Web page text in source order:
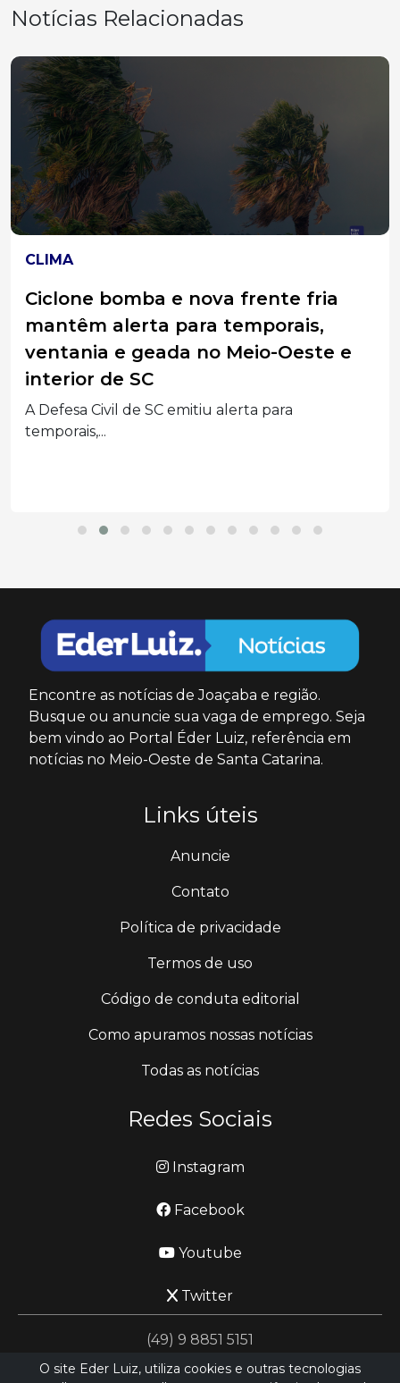
Notícias Relacionadas
CLIMA
Ciclone bomba e nova frente fria
mantêm alerta para temporais,
ventania e geada no Meio-Oeste e
interior de SC
A Defesa Civil de SC emitiu alerta para
temporais,...
Encontre as notícias de Joaçaba e região.
Busque ou anuncie sua vaga de emprego. Seja
bem vindo ao Portal Éder Luiz, referência em
notícias no Meio-Oeste de Santa Catarina.
Links úteis
Anuncie
Contato
Política de privacidade
Termos de uso
Código de conduta editorial
Como apuramos nossas notícias
Todas as notícias
Redes Sociais
Instagram
Facebook
Youtube
Twitter
(49) 9 8851 5151
O site Eder Luiz, utiliza cookies e outras tecnologias